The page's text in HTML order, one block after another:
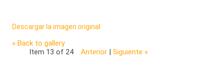
Descargar la imagen original
« Back to gallery
Item 13 of 24
Anterior| Siguiente »